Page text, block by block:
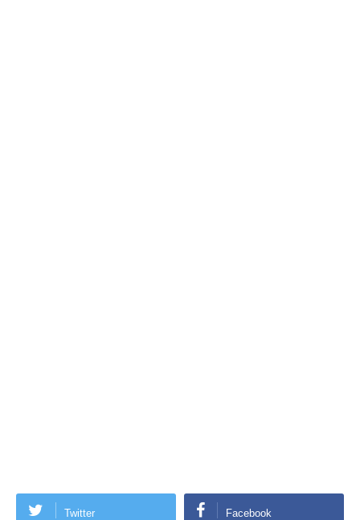
Twitter Facebook